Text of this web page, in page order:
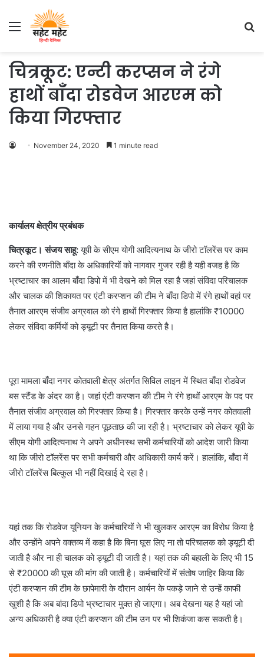
Menu
चित्रकूट: एन्टी करप्सन ने रंगे
हाथों बाँदा रोडवेज आरएम को
किया गिरफ्तार
November 24, 2020 1 minute read
कार्यालय क्षेत्रीय प्रबंधक
चित्रकूट। संजय साहू:यूपी के सीएम योगी आदित्यनाथ के जीरो टॉलरेंस पर काम
करने की रणनीति बाँदा के अधिकारियों को नागवार गुजर रही है यही वजह है कि
भ्रष्टाचार का आलम बाँदा डिपो में भी देखने को मिल रहा है जहां संविदा परिचालक
और चालक की शिकायत पर एंटी करप्शन की टीम ने बाँदा डिपो में रंगे हाथों वहां पर
तैनात आरएम संजीव अग्रवाल को रंगे हाथों गिरफ्तार किया है हालांकि ₹10000
लेकर संविदा कर्मियों को ड्यूटी पर तैनात किया करते है।
पूरा मामला बाँदा नगर कोतवाली क्षेत्र अंतर्गत सिविल लाइन में स्थित बाँदा रोडवेज
बस स्टैंड के अंदर का है। जहां एंटी करप्शन की टीम ने रंगे हाथों आरएम के पद पर
तैनात संजीव अग्रवाल को गिरफ्तार किया है। गिरफ्तार करके उन्हें नगर कोतवाली
में लाया गया है और उनसे गहन पूछताछ की जा रही है। भ्रष्टाचार को लेकर यूपी के
सीएम योगी आदित्यनाथ ने अपने अधीनस्थ सभी कर्मचारियों को आदेश जारी किया
था कि जीरो टॉलरेंस पर सभी कर्मचारी और अधिकारी कार्य करें। हालांकि, बाँदा में
जीरो टॉलरेंस बिल्कुल भी नहीं दिखाई दे रहा है।
यहां तक कि रोडवेज यूनियन के कर्मचारियों ने भी खुलकर आरएम का विरोध किया है
और उन्होंने अपने वक्तव्य में कहा है कि बिना घूस लिए ना तो परिचालक को ड्यूटी दी
जाती है और ना ही चालक को ड्यूटी दी जाती है। यहां तक की बहाली के लिए भी 15
से ₹20000 की घूस की मांग की जाती है। कर्मचारियों में संतोष जाहिर किया कि
एंटी करप्शन की टीम के छापेमारी के दौरान आर्यन के पकड़े जाने से उन्हें काफी
खुशी है कि अब बांदा डिपो भ्रष्टाचार मुक्त हो जाएगा। अब देखना यह है यहां जो
अन्य अधिकारी है क्या एंटी करप्शन की टीम उन पर भी शिकंजा कस सकती है।